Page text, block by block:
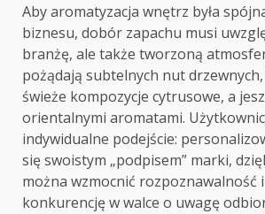
Aby aromatyzacja wnętrz była
biznesu, dobór zapachu musi
branżę, ale także tworzoną
pożądają subtelnych nut
świeże kompozycje cytrusowe, a
orientalnymi aromatami.
indywidualne podejście:
się swoistym „podpisem” marki,
można wzmocnić rozpoznawalność
konkurencję w walce o uwagę